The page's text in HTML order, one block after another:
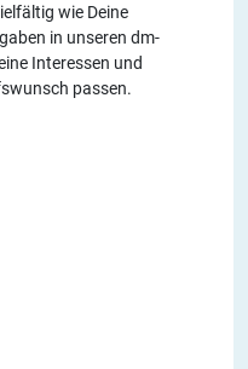
wie Deine
in unseren dm-
Interessen und
passen.